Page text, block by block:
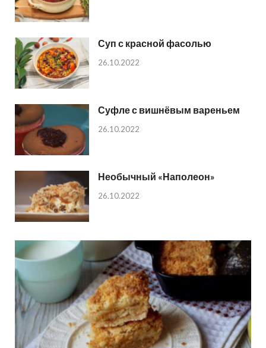
Суп с красной фасолью
26.10.2022
Суфле с вишнёвым вареньем
26.10.2022
Необычный «Наполеон»
26.10.2022